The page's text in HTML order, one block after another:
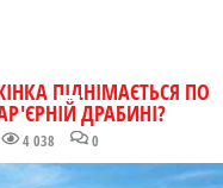
ПІДНІМАЄТЬСЯ ПО
ДРАБИНІ?
4 038 0